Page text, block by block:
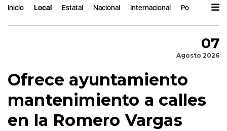
Inicio Local Estatal Nacional Internacional Política
07
Agosto 2026
Ofrece ayuntamiento
mantenimiento a calles
en la Romero Vargas